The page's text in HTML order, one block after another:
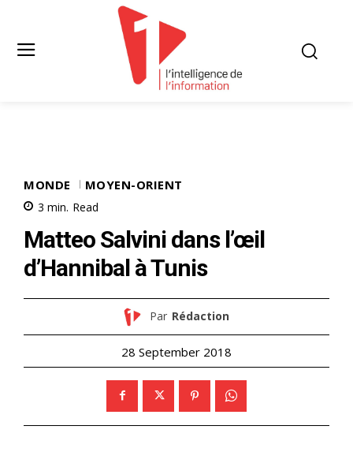
MONDE MOYEN-ORIENT
3 min. Read
Matteo Salvini dans l’œil
d’Hannibal à Tunis
Par Rédaction
28 September 2018